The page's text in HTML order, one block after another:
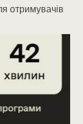
отримувачів